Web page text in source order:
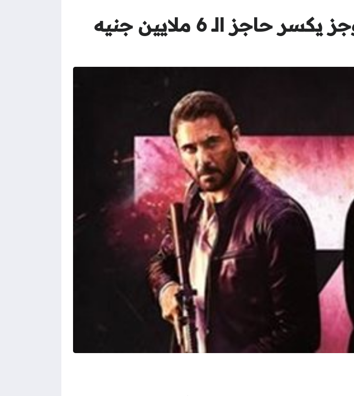
انطلاقه قوية.. فيلم سفن دوجز يكسر حاجز الـ 6 ملايين جنيه